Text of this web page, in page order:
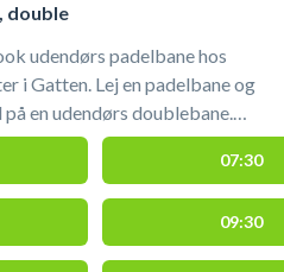
double
udendørs padelbane hos
i Gatten. Lej en padelbane og
en udendørs doublebane.
bolde i shopområdet i
padel-farsoe #spil-padel-
07:30
09:30